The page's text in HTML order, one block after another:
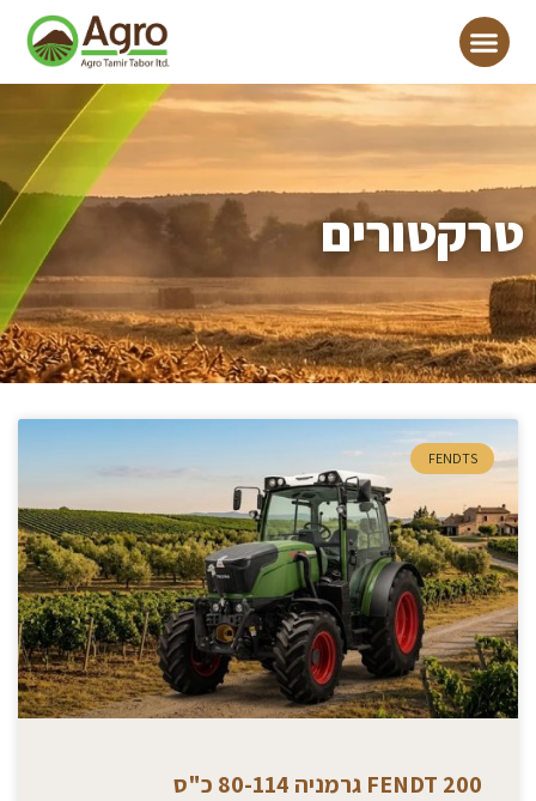
טרקטורים
FENDTS
200 FENDT גרמניה 80-114 כ"ס